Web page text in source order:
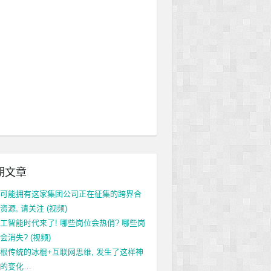
文章
能拥有这家集团公司正在征集的跨界合
源, 请关注 (视频)
智能时代来了! 哪些岗位会热俏? 哪些岗
消失? (视频)
传统的冰棍+互联网思维, 发生了这样神
变化…